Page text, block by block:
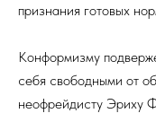
признания готовых
Конформизму
себя свободными от
неофрейдисту Эриху